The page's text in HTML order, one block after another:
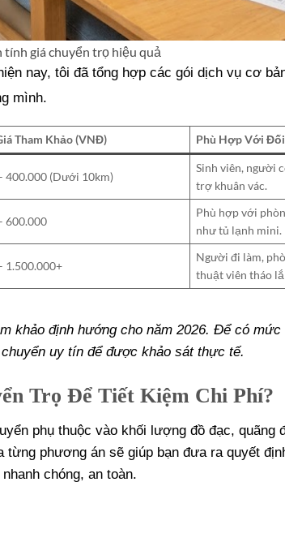
tính giá chuyển trọ hiệu quả
nay, tôi đã tổng hợp các gói dịch vụ cơ
mình.
Tham Khảo (VNĐ) Phù Hợp Với
400.000 (Dưới 10km)
Sinh viên, người
trợ khuân vác.
600.000
Phù hợp với
như tủ lạnh mini.
1.500.000+
Người đi làm,
thuật viên tháo
khảo định hướng cho năm 2026. Để có
uy tín để được khảo sát thực tế.
Trọ Để Tiết Kiệm Chi Phí?
phụ thuộc vào khối lượng đồ đạc, quãng
phương án sẽ giúp bạn đưa ra quyết
chóng, an toàn.